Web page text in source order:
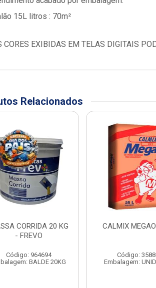
15L litros : 70m²
CORES EXIBIDAS EM TELAS DIGITAIS
Relacionados
CORRIDA 20 KG
- FREVO
Código: 964694
BALDE 20KG
CALMIX
Código: 3588
Embalagem: